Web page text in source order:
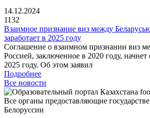
14.12.2024
1132
Взаимное признание виз между
заработает в 2025 году
Соглашение о взаимном признании виз
Россией, заключенное в 2020 году,
2025 году. Об этом заявил
Подробнее
Все новости
Все органы предоставляющие
Белоруссии